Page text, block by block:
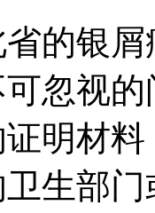
的银
忽视
明材
生部